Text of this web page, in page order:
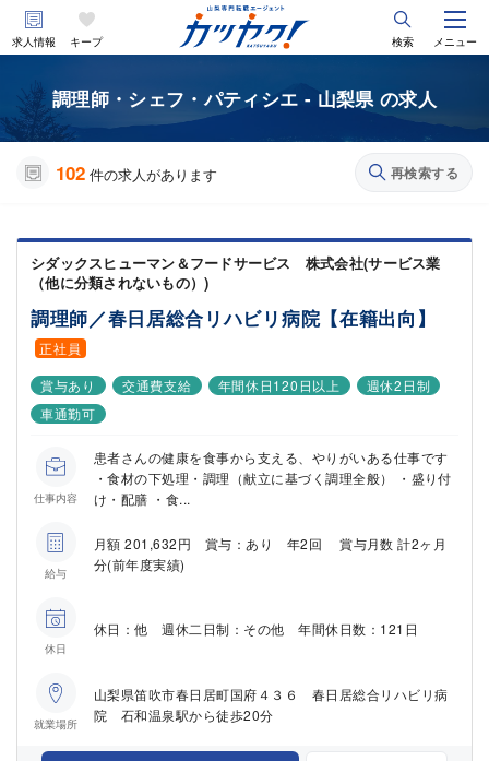
求人情報 キープ 検索 メニュー
調理師・シェフ・パティシエ - 山梨県 の求人
102 件の求人があります 再検索する
シダックスヒューマン＆フードサービス 株式会社(サービス業
（他に分類されないもの）)
調理師／春日居総合リハビリ病院【在籍出向】
正社員
賞与あり
交通費支給 年間休日120日以上
週休2日制
車通勤可
仕事内容
患者さんの健康を食事から支える、やりがいある仕事です
・食材の下処理・調理（献立に基づく調理全般） ・盛り付
け・配膳 ・食...
給与
月額 201,632円 賞与：あり 年2回 賞与月数 計2ヶ月
分(前年度実績)
休日
休日：他 週休二日制：その他 年間休日数：121日
就業場所
山梨県笛吹市春日居町国府４３６ 春日居総合リハビリ病
院 石和温泉駅から徒歩20分